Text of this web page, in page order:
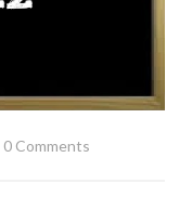
0 Comments